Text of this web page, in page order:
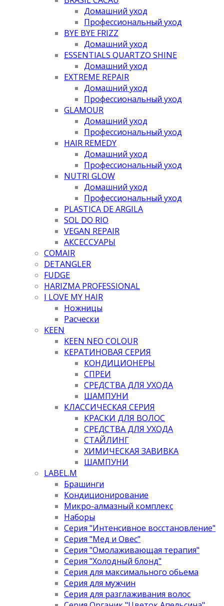
Домашний уход
Профессиональный уход
BYE BYE FRIZZ
Домашний уход
ESSENTIALS QUARTZO SHINE
Домашний уход
EXTREME REPAIR
Домашний уход
Профессиональный уход
GLAMOUR
Домашний уход
Профессиональный уход
HAIR REMEDY
Домашний уход
Профессиональный уход
NUTRI GLOW
Домашний уход
Профессиональный уход
PLASTICA DE ARGILA
SOL DO RIO
VEGAN REPAIR
АКСЕССУАРЫ
COMAIR
DETANGLER
FUDGE
HARIZMA PROFESSIONAL
I LOVE MY HAIR
Ножницы
Расчески
KEEN
KEEN NEO COLOUR
КЕРАТИНОВАЯ СЕРИЯ
КОНДИЦИОНЕРЫ
СПРЕИ
СРЕДСТВА ДЛЯ УХОДА
ШАМПУНИ
КЛАССИЧЕСКАЯ СЕРИЯ
КРАСКИ ДЛЯ ВОЛОС
СРЕДСТВА ДЛЯ УХОДА
СТАЙЛИНГ
ХИМИЧЕСКАЯ ЗАВИВКА
ШАМПУНИ
LABEL.M
Брашинги
Кондиционирование
Микро-алмазный комплекс
Наборы
Серия "Интенсивное восстановление"
Серия "Мед и Овес"
Серия "Омолаживающая терапия"
Серия "Холодный блонд"
Серия для максимального обьема
Серия для мужчин
Серия для разглаживания волос